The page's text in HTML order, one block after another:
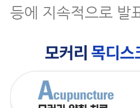
등에 지속적으로 발